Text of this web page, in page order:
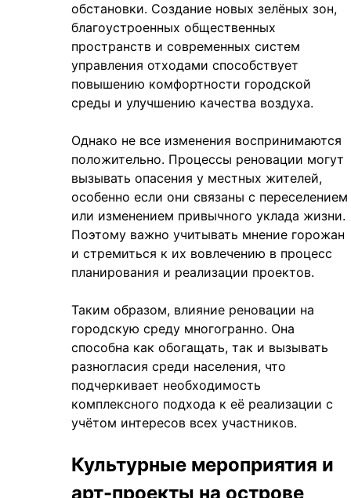
обстановки. Создание новых зелёных зон,
благоустроенных общественных
пространств и современных систем
управления отходами способствует
повышению комфортности городской
среды и улучшению качества воздуха.
Однако не все изменения воспринимаются
положительно. Процессы реновации могут
вызывать опасения у местных жителей,
особенно если они связаны с переселением
или изменением привычного уклада жизни.
Поэтому важно учитывать мнение горожан
и стремиться к их вовлечению в процесс
планирования и реализации проектов.
Таким образом, влияние реновации на
городскую среду многогранно. Она
способна как обогащать, так и вызывать
разногласия среди населения, что
подчеркивает необходимость
комплексного подхода к её реализации с
учётом интересов всех участников.
Культурные мероприятия и
арт-проекты на острове